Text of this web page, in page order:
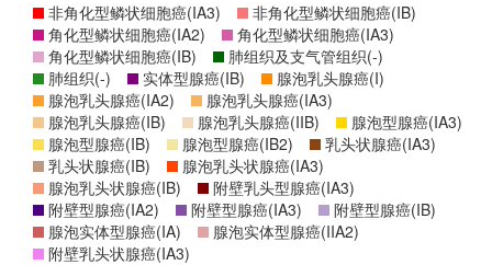
非角化型鳞状细胞癌(IA3)
非角化型鳞状细胞癌(IB)
角化型鳞状细胞癌(IA2)
角化型鳞状细胞癌(IA3)
角化型鳞状细胞癌(IB)
肺组织及支气管组织(-)
肺组织(-)
实体型腺癌(IB)
腺泡乳头腺癌(I)
腺泡乳头腺癌(IA2)
腺泡乳头腺癌(IA3)
腺泡乳头腺癌(IB)
腺泡乳头腺癌(IIB)
腺泡型腺癌(IA3)
腺泡型腺癌(IB)
腺泡型腺癌(IB2)
乳头状腺癌(IA3)
乳头状腺癌(IB)
腺泡乳头状腺癌(IA3)
腺泡乳头状腺癌(IB)
附壁乳头型腺癌(IA3)
附壁型腺癌(IA2)
附壁型腺癌(IA3)
附壁型腺癌(IB)
腺泡实体型腺癌(IA)
腺泡实体型腺癌(IIA2)
附壁乳头状腺癌(IA3)